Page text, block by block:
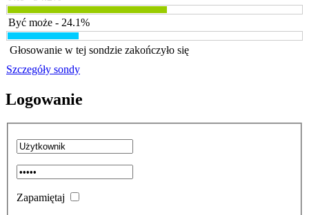
Być może - 24.1%
Głosowanie w tej sondzie zakończyło się
Szczegóły sondy
Logowanie
Zapamiętaj